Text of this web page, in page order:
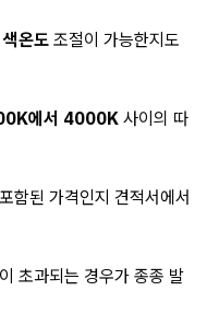
온도조절이 가능한지도
에서 4000K사이의 따
함된 가격인지 견적서에서
초과되는 경우가 종종 발